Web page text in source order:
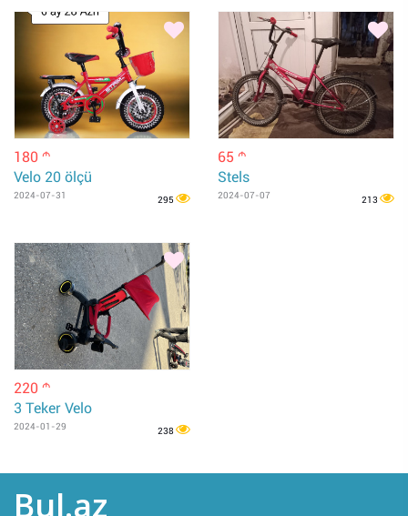
180 m
Velo 20 ölçü
2024-07-31 295
65 m
Stels
2024-07-07 213
220 m
3 Teker Velo
2024-01-29 238
Bul.az